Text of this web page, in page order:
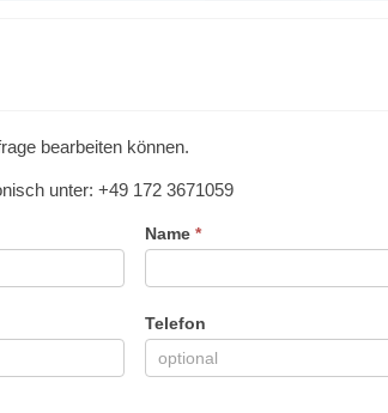
bearbeiten können.
unter: +49 172 3671059
Name*
Telefon